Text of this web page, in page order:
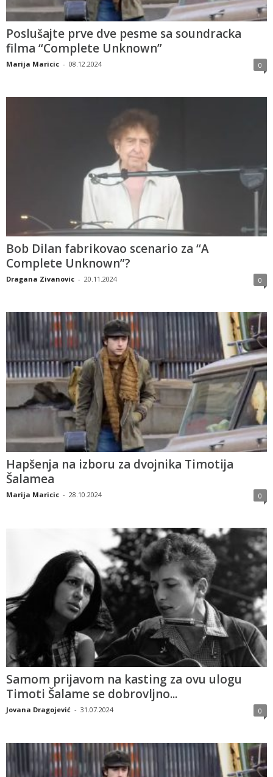
Poslušajte prve dve pesme sa soundracka
filma “Complete Unknown”
Marija Maricic - 08.12.2024 0
Bob Dilan fabrikovao scenario za “A
Complete Unknown”?
Dragana Zivanovic - 20.11.2024 0
Hapšenja na izboru za dvojnika Timotija
Šalamea
Marija Maricic - 28.10.2024 0
Samom prijavom na kasting za ovu ulogu
Timoti Šalame se dobrovljno...
Jovana Dragojević - 31.07.2024 0